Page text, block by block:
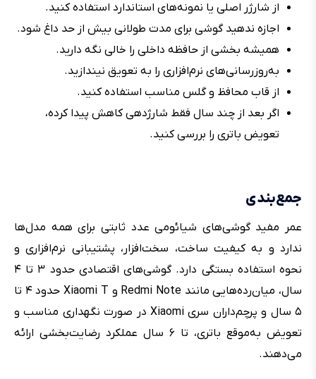
از شارژر اصلی یا نمونه‌های استاندارد استفاده کنید.
اجازه ندهید گوشی برای مدت طولانی بیش از حد داغ شود.
همیشه بخشی از حافظه داخلی را خالی نگه دارید.
به‌روزرسانی‌های نرم‌افزاری را به تعویق نیندازید.
از قاب محافظ و گلس مناسب استفاده کنید.
اگر بعد از چند سال فقط شارژدهی کاهش پیدا کرده،
تعویض باتری را بررسی کنید.
جمع‌بندی
عمر مفید گوشی‌های شیائومی عدد ثابتی برای همه مدل‌ها
ندارد و به کیفیت ساخت، سخت‌افزار، پشتیبانی نرم‌افزاری و
نحوه استفاده بستگی دارد. گوشی‌های اقتصادی حدود ۳ تا ۴
سال، میان‌رده‌هایی مانند Redmi Note و Xiaomi T حدود ۴ تا
۵ سال و پرچم‌داران سری Xiaomi در صورت نگهداری مناسب و
تعویض به‌موقع باتری، تا ۶ سال عملکرد رضایت‌بخشی ارائه
می‌دهند.